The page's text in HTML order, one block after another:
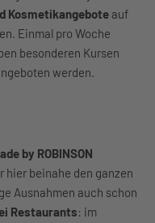
Kosmetikangebote auf
Einmal pro Woche
besonderen Kursen
werden.
by ROBINSON
hier beinahe den ganzen
Ausnahmen auch schon
Restaurants: im